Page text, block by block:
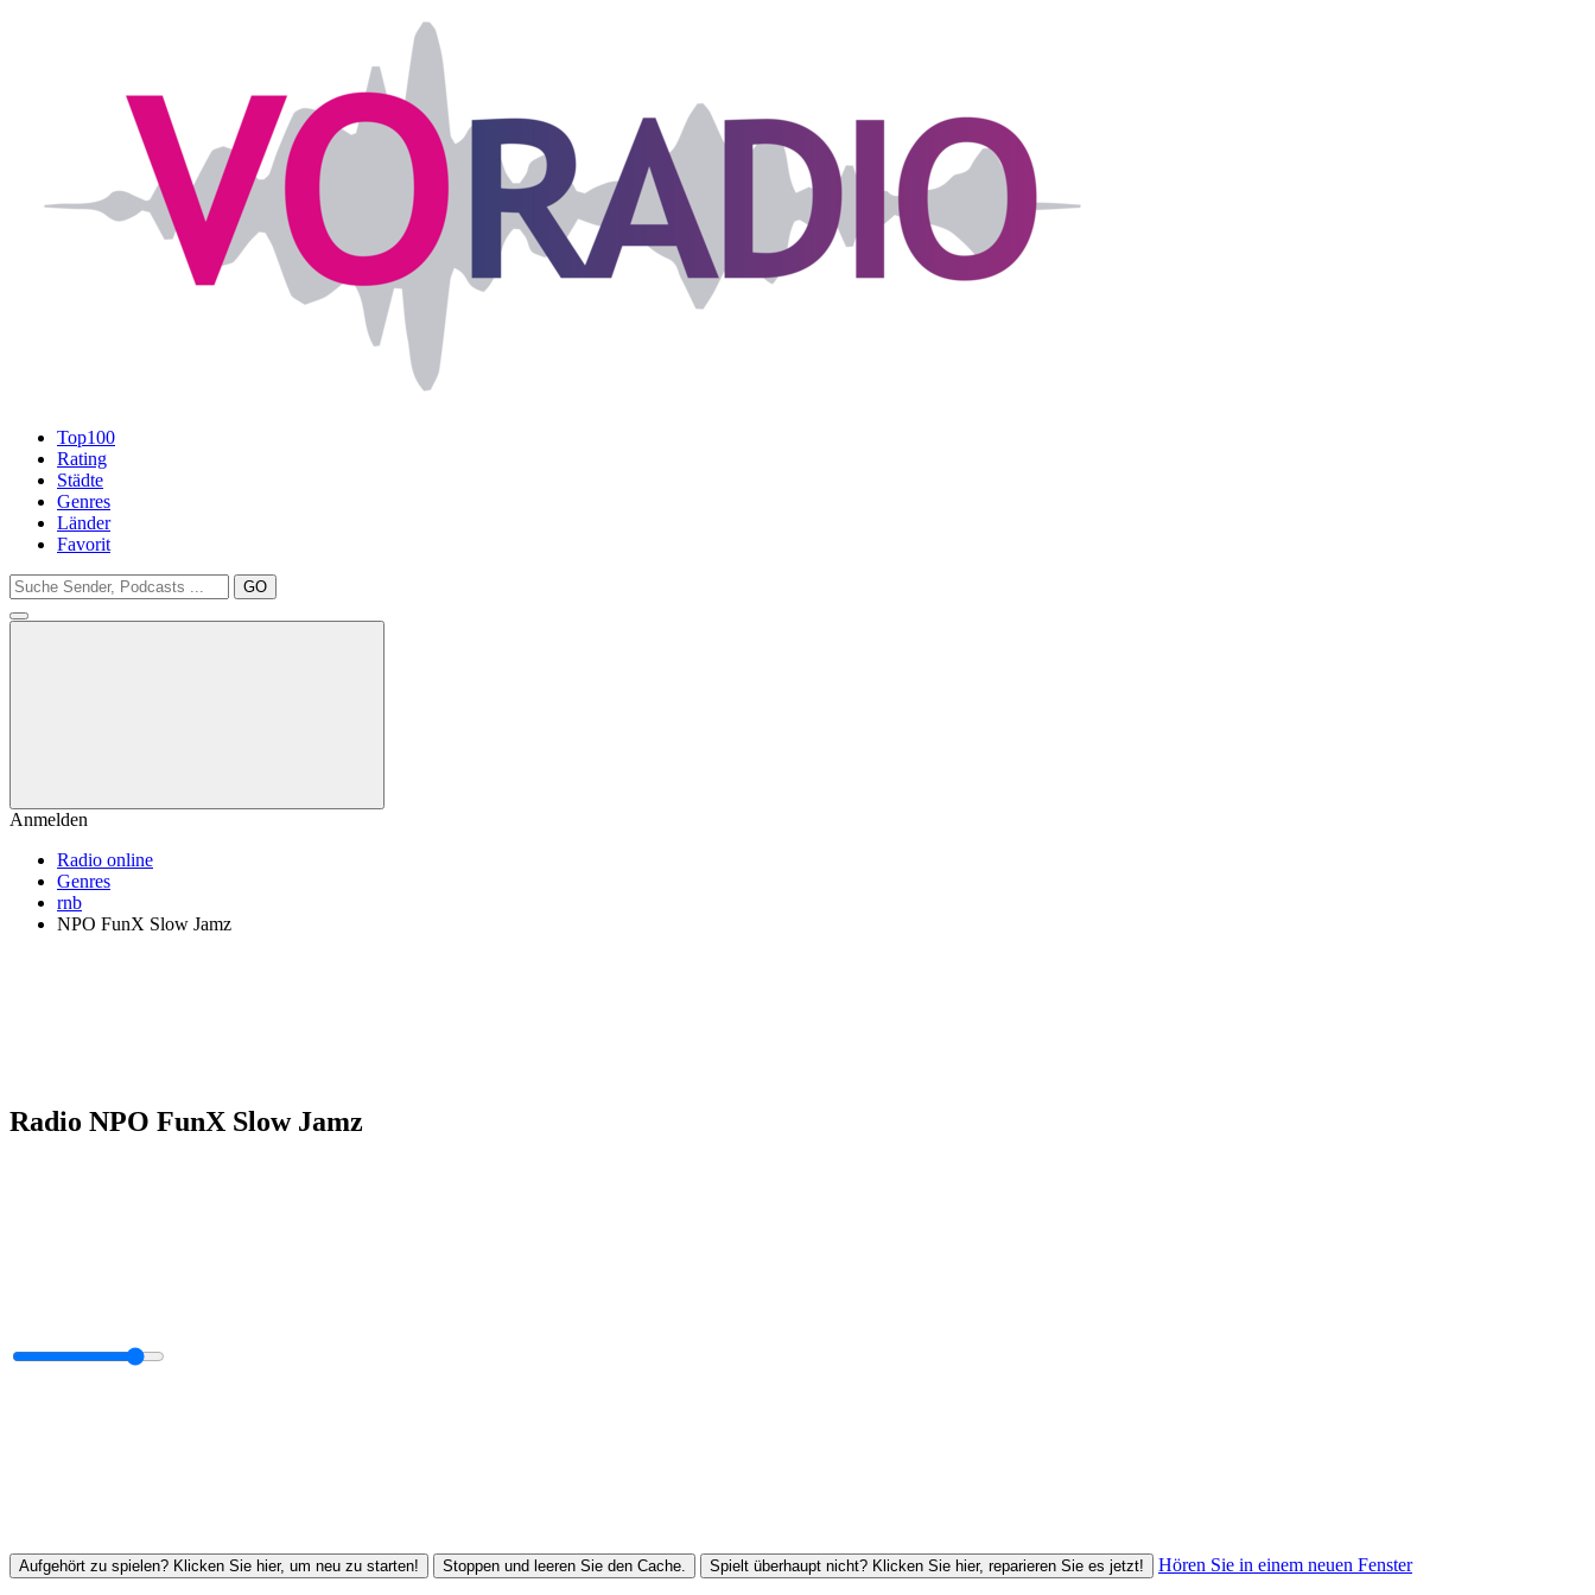
Top100
Rating
Städte
Genres
Länder
Favorit
GO
Anmelden
Radio online
Genres
rnb
NPO FunX Slow Jamz
Radio NPO FunX Slow Jamz
Aufgehört zu spielen? Klicken Sie hier, um neu zu starten! Stoppen und leeren Sie den Cache. Spielt überhaupt nicht? Klicken Sie hier, reparieren Sie es jetzt! Hören Sie in einem neuen Fenster